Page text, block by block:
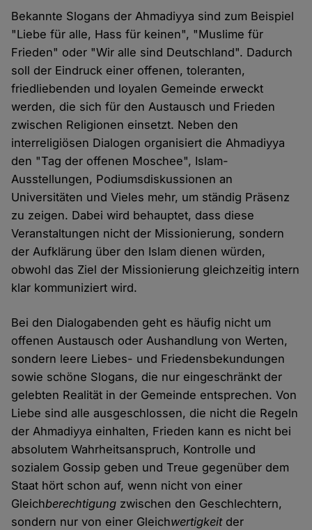
Bekannte Slogans der Ahmadiyya sind zum Beispiel
"Liebe für alle, Hass für keinen", "Muslime für
Frieden" oder "Wir alle sind Deutschland". Dadurch
soll der Eindruck einer offenen, toleranten,
friedliebenden und loyalen Gemeinde erweckt
werden, die sich für den Austausch und Frieden
zwischen Religionen einsetzt. Neben den
interreligiösen Dialogen organisiert die Ahmadiyya
den "Tag der offenen Moschee", Islam-
Ausstellungen, Podiumsdiskussionen an
Universitäten und Vieles mehr, um ständig Präsenz
zu zeigen. Dabei wird behauptet, dass diese
Veranstaltungen nicht der Missionierung, sondern
der Aufklärung über den Islam dienen würden,
obwohl das Ziel der Missionierung gleichzeitig intern
klar kommuniziert wird.
Bei den Dialogabenden geht es häufig nicht um
offenen Austausch oder Aushandlung von Werten,
sondern leere Liebes- und Friedensbekundungen
sowie schöne Slogans, die nur eingeschränkt der
gelebten Realität in der Gemeinde entsprechen. Von
Liebe sind alle ausgeschlossen, die nicht die Regeln
der Ahmadiyya einhalten, Frieden kann es nicht bei
absolutem Wahrheitsanspruch, Kontrolle und
sozialem Gossip geben und Treue gegenüber dem
Staat hört schon auf, wenn nicht von einer
Gleichberechtigung zwischen den Geschlechtern,
sondern nur von einer Gleichwertigkeitder